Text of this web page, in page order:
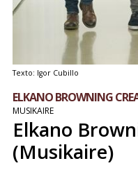
Texto: Igor Cubillo
ELKANO BROWNING
MUSIKAIRE
Elkano
(Musikaire)